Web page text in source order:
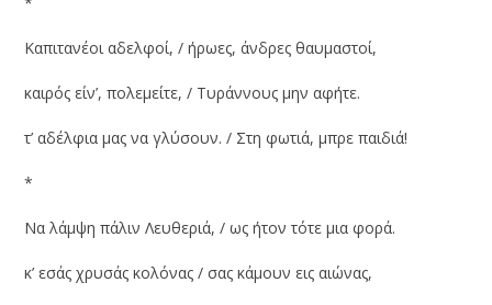
Καπιτανέοι αδελφοί, / ήρωες, άνδρες θαυμαστοί,
καιρός είν’, πολεμείτε, / Τυράννους μην αφήτε.
τ’ αδέλφια μας να γλύσουν. / Στη φωτιά, μπρε παιδιά!
*
Να λάμψη πάλιν Λευθεριά, / ως ήτον τότε μια φορά.
κ’ εσάς χρυσάς κολόνας / σας κάμουν εις αιώνας,